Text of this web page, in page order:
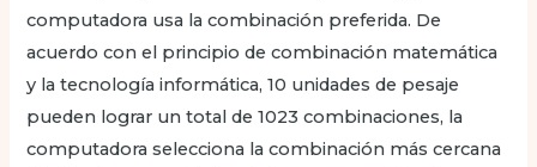
computadora usa la combinación preferida. De
acuerdo con el principio de combinación matemática
y la tecnología informática, 10 unidades de pesaje
pueden lograr un total de 1023 combinaciones, la
computadora selecciona la combinación más cercana